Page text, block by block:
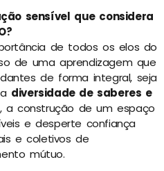
sensível que considera
de todos os elos do
de uma aprendizagem que
de forma integral, seja
diversidade de saberes e
a construção de um espaço
e desperte confiança
e coletivos de
mútuo.